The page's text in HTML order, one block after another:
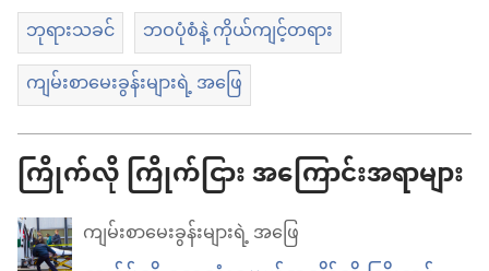
ဘုရားသခင်
ဘဝပုံစံနဲ့ ကိုယ်ကျင့်တရား
ကျမ်းစာမေးခွန်းများရဲ့ အဖြေ
ကြိုက်လို ကြိုက်ငြား အကြောင်းအရာများ
ကျမ်းစာမေးခွန်းများရဲ့ အဖြေ